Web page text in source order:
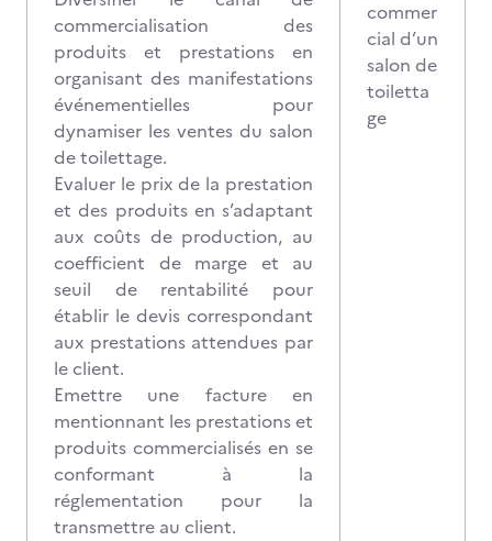
commercialisation des
produits et prestations en
organisant des manifestations
événementielles pour
dynamiser les ventes du salon
de toilettage.
Evaluer le prix de la prestation
et des produits en s’adaptant
aux coûts de production, au
coefficient de marge et au
seuil de rentabilité pour
établir le devis correspondant
aux prestations attendues par
le client.
Emettre une facture en
mentionnant les prestations et
produits commercialisés en se
conformant à la
réglementation pour la
transmettre au client.
commer
cial d’un
salon de
toiletta
ge